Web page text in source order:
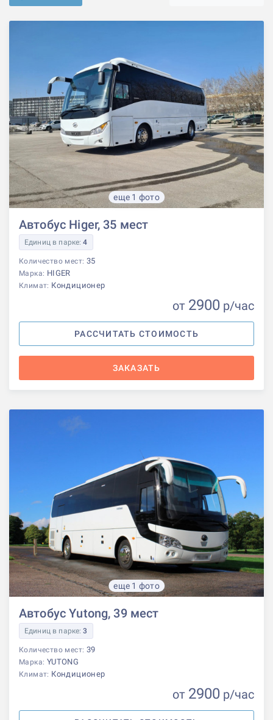
еще 1 фото
Автобус Higer, 35 мест
Единиц в парке:4
Количество мест: 35
Марка: HIGER
Климат: Кондиционер
от 2900 р/час
РАССЧИТАТЬ СТОИМОСТЬ
ЗАКАЗАТЬ
еще 1 фото
Автобус Yutong, 39 мест
Единиц в парке:3
Количество мест: 39
Марка: YUTONG
Климат: Кондиционер
от 2900 р/час